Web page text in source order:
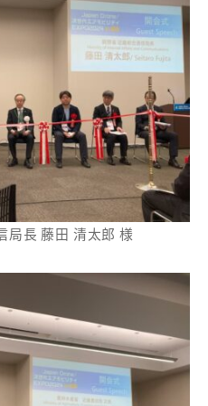
局長 藤田 清太郎 様